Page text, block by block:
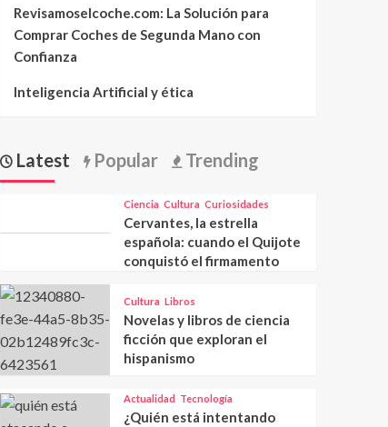
Revisamoselcoche.com: La Solución para
Comprar Coches de Segunda Mano con
Confianza
Inteligencia Artificial y ética
Latest Popular Trending
Ciencia Cultura Curiosidades
Cervantes, la estrella
española: cuando el Quijote
conquistó el firmamento
Cultura Libros
Novelas y libros de ciencia
ficción que exploran el
hispanismo
Actualidad Tecnología
¿Quién está intentando